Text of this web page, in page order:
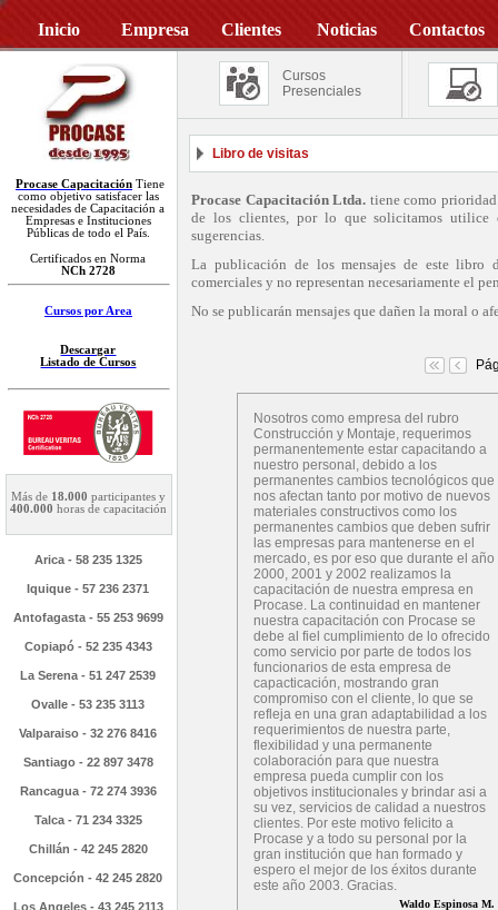
Inicio Empresa Clientes Noticias Contactos
Procase Capacitación Tiene
como objetivo satisfacer las
necesidades de Capacitación a
Empresas e Instituciones
Públicas de todo el País.
Certificados en Norma
NCh 2728
Cursos por Area
Descargar
Listado de Cursos
Más de 18.000 participantes y
400.000 horas de capacitación
Arica - 58 235 1325
Iquique - 57 236 2371
Antofagasta - 55 253 9699
Copiapó - 52 235 4343
La Serena - 51 247 2539
Ovalle - 53 235 3113
Valparaiso - 32 276 8416
Santiago - 22 897 3478
Rancagua - 72 274 3936
Talca - 71 234 3325
Chillán - 42 245 2820
Concepción - 42 245 2820
Los Angeles - 43 245 2113
Cursos
Presenciales
Libro de visitas
Procase Capacitación Ltda. tiene como
de los clientes, por lo que solicitamos utilice
sugerencias.
La publicación de los mensajes de este libro
comerciales y no representan necesariamente el
No se publicarán mensajes que dañen la moral o
Nosotros como empresa del rubro
Construcción y Montaje, requerimos
permanentemente estar capacitando a
nuestro personal, debido a los
permanentes cambios tecnológicos que
nos afectan tanto por motivo de nuevos
materiales constructivos como los
permanentes cambios que deben sufrir
las empresas para mantenerse en el
mercado, es por eso que durante el año
2000, 2001 y 2002 realizamos la
capacitación de nuestra empresa en
Procase. La continuidad en mantener
nuestra capacitación con Procase se
debe al fiel cumplimiento de lo ofrecido
como servicio por parte de todos los
funcionarios de esta empresa de
capacticación, mostrando gran
compromiso con el cliente, lo que se
refleja en una gran adaptabilidad a los
requerimientos de nuestra parte,
flexibilidad y una permanente
colaboración para que nuestra
empresa pueda cumplir con los
objetivos institucionales y brindar asi a
su vez, servicios de calidad a nuestros
clientes. Por este motivo felicito a
Procase y a todo su personal por la
gran institución que han formado y
espero el mejor de los éxitos durante
este año 2003. Gracias.
Waldo Espinosa M.